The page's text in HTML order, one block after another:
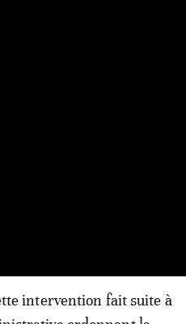
intervention fait suite à